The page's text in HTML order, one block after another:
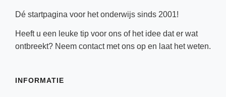
Dé startpagina voor het onderwijs sinds 2001!
Heeft u een leuke tip voor ons of het idee dat er wat
ontbreekt? Neem contactmet ons op en laat het weten.
INFORMATIE